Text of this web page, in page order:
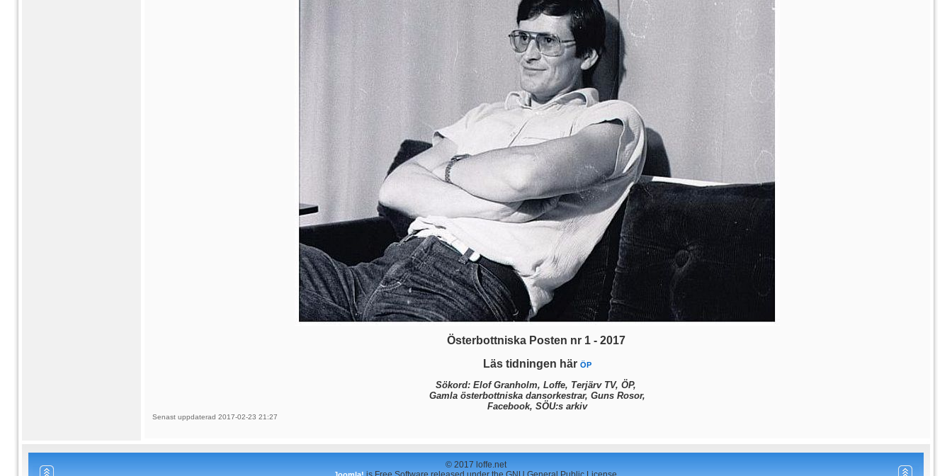
Österbottniska Posten nr 1 - 2017
Läs tidningen här ÖP
Sökord: Elof Granholm, Loffe, Terjärv TV, ÖP,
Gamla österbottniska dansorkestrar, Guns Rosor,
Facebook, SÖU:s arkiv
Senast uppdaterad 2017-02-23 21:27
© 2017 loffe.net